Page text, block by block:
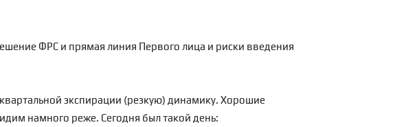
ФРС и прямая линия Первого лица и риски введения
экспирации (резкую) динамику. Хорошие
намного реже. Сегодня был такой день: